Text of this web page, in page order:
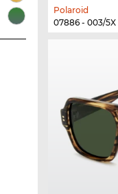
Polaroid
07886 - 003/5X